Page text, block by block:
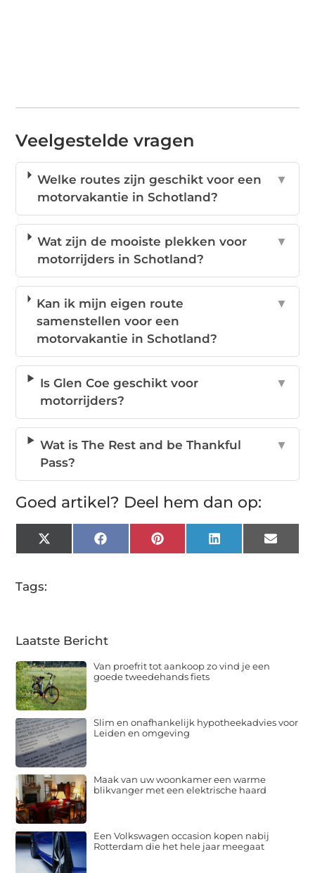
Veelgestelde vragen
Welke routes zijn geschikt voor een
motorvakantie in Schotland?
▼
Wat zijn de mooiste plekken voor
motorrijders in Schotland?
▼
Kan ik mijn eigen route
samenstellen voor een
motorvakantie in Schotland?
▼
Is Glen Coe geschikt voor
motorrijders?
▼
Wat is The Rest and be Thankful
Pass?
▼
Goed artikel? Deel hem dan op:
X
(Twitter)
FacebookPinterestLinkedInEmail
Tags:
Laatste Bericht
Van proefrit tot aankoop zo vind je een
goede tweedehands fiets
Slim en onafhankelijk hypotheekadvies voor
Leiden en omgeving
Maak van uw woonkamer een warme
blikvanger met een elektrische haard
Een Volkswagen occasion kopen nabij
Rotterdam die het hele jaar meegaat